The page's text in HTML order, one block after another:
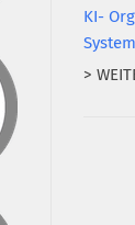
KI-
>